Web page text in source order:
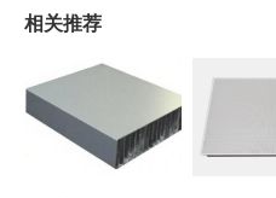
相关推荐